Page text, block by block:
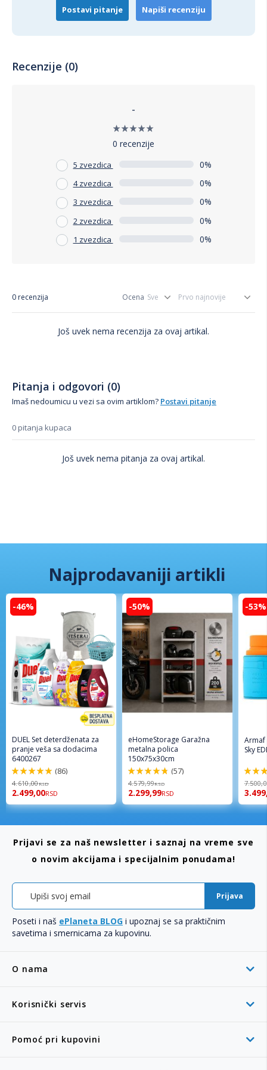
Postavi pitanje Napiši recenziju
Recenzije (0)
-
0 recenzije
5 zvezdica 0%
4 zvezdica 0%
3 zvezdica 0%
2 zvezdica 0%
1 zvezdica 0%
0 recenzija Ocena
Još uvek nema recenzija za ovaj artikal.
Pitanja i odgovori (0)
Imaš nedoumicu u vezi sa ovim artiklom? Postavi pitanje
0 pitanja kupaca
Još uvek nema pitanja za ovaj artikal.
Najprodavaniji artikli
-46%
DUEL Set deterdženata za
pranje veša sa dodacima
6400267
98%
(86)
4.610,00RSD
2.499,00RSD
-50%
eHomeStorage Garažna
metalna polica
150x75x30cm
96%
(57)
4.579,99RSD
2.299,99RSD
-53%
Armaf
Sky
94%
O nama
Korisnički servis
Pomoć pri kupovini
Prijavi se za naš newsletter i saznaj na vreme sve
o novim akcijama i specijalnim ponudama!
Prijava
Poseti i naš ePlaneta BLOG i upoznaj se sa praktičnim
savetima i smernicama za kupovinu.